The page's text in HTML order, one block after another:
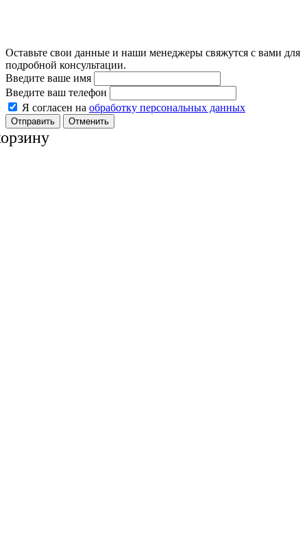
Оставьте свои данные и наши менеджеры свяжутся с вами для
подробной консультации.
Введите ваше имя
Введите ваш телефон
Я согласен на обработку персональных данных
Отменить